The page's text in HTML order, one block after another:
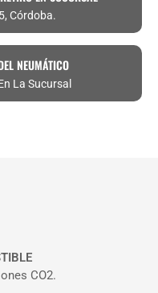
Córdoba.
NEUMÁTICO
La Sucursal
CO2.